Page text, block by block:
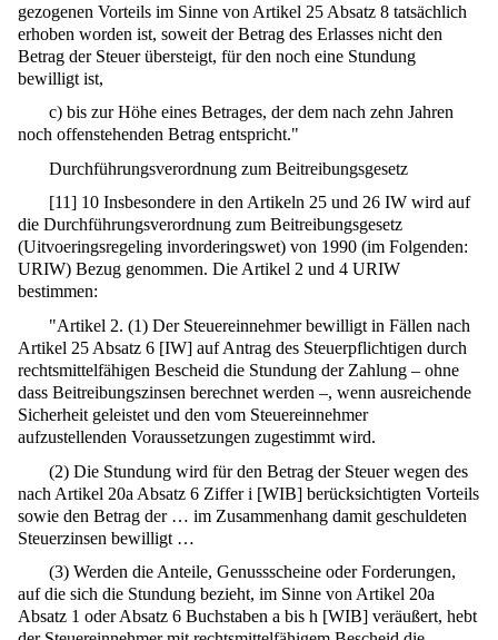
gezogenen Vorteils im Sinne von Artikel 25 Absatz 8 tatsächlich
erhoben worden ist, soweit der Betrag des Erlasses nicht den
Betrag der Steuer übersteigt, für den noch eine Stundung
bewilligt ist,
c) bis zur Höhe eines Betrages, der dem nach zehn Jahren
noch offenstehenden Betrag entspricht."
Durchführungsverordnung zum Beitreibungsgesetz
[11] 10 Insbesondere in den Artikeln 25 und 26 IW wird auf
die Durchführungsverordnung zum Beitreibungsgesetz
(Uitvoeringsregeling invorderingswet) von 1990 (im Folgenden:
URIW) Bezug genommen. Die Artikel 2 und 4 URIW
bestimmen:
"Artikel 2. (1) Der Steuereinnehmer bewilligt in Fällen nach
Artikel 25 Absatz 6 [IW] auf Antrag des Steuerpflichtigen durch
rechtsmittelfähigen Bescheid die Stundung der Zahlung – ohne
dass Beitreibungszinsen berechnet werden –, wenn ausreichende
Sicherheit geleistet und den vom Steuereinnehmer
aufzustellenden Voraussetzungen zugestimmt wird.
(2) Die Stundung wird für den Betrag der Steuer wegen des
nach Artikel 20a Absatz 6 Ziffer i [WIB] berücksichtigten Vorteils
sowie den Betrag der … im Zusammenhang damit geschuldeten
Steuerzinsen bewilligt …
(3) Werden die Anteile, Genussscheine oder Forderungen,
auf die sich die Stundung bezieht, im Sinne von Artikel 20a
Absatz 1 oder Absatz 6 Buchstaben a bis h [WIB] veräußert, hebt